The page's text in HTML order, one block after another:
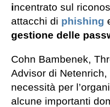
incentrato sul
attacchi di phishing
gestione delle
Cohn Bambenek,
Advisor di
necessità per
alcune importanti